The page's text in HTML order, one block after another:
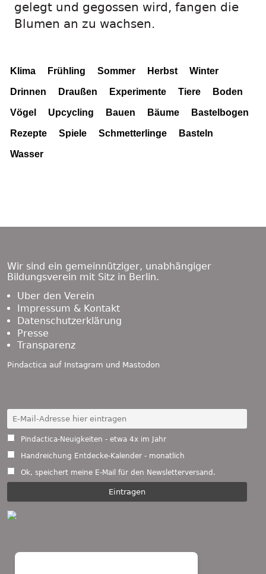
gelegt und gegossen wird, fangen die
Blumen an zu wachsen.
Klima Frühling Sommer Herbst Winter
Drinnen Draußen Experimente Tiere Boden
Vögel Upcycling Bauen Bäume Bastelbogen
Rezepte Spiele Schmetterlinge Basteln
Wasser
Wir sind ein gemeinnütziger, unabhängiger
Bildungsverein mit Sitz in Berlin.
Über den Verein
Impressum & Kontakt
Datenschutzerklärung
Presse
Transparenz
Pindactica auf Instagram und Mastodon
Pindactica-Neuigkeiten - etwa 4x im Jahr
Handreichung Entdecke-Kalender - monatlich
Ok, speichert meine E-Mail für den Newsletterversand.